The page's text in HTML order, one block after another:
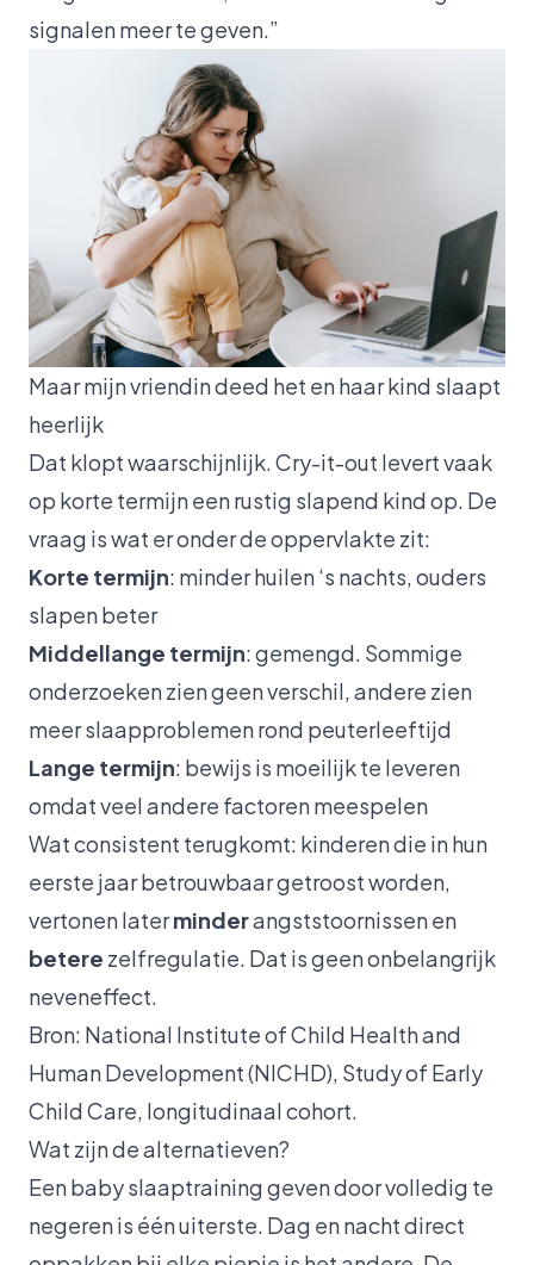
signalen meer te geven.”
Maar mijn vriendin deed het en haar kind slaapt
heerlijk
Dat klopt waarschijnlijk. Cry-it-out levert vaak
op korte termijn een rustig slapend kind op. De
vraag is wat er onder de oppervlakte zit:
Korte termijn: minder huilen ‘s nachts, ouders
slapen beter
Middellange termijn: gemengd. Sommige
onderzoeken zien geen verschil, andere zien
meer slaapproblemen rond peuterleeftijd
Lange termijn: bewijs is moeilijk te leveren
omdat veel andere factoren meespelen
Wat consistent terugkomt: kinderen die in hun
eerste jaar betrouwbaar getroost worden,
vertonen laterminderangststoornissen en
betere zelfregulatie. Dat is geen onbelangrijk
neveneffect.
Bron: National Institute of Child Health and
Human Development (NICHD), Study of Early
Child Care, longitudinaal cohort.
Wat zijn de alternatieven?
Een baby slaaptraining geven door volledig te
negeren is één uiterste. Dag en nacht direct